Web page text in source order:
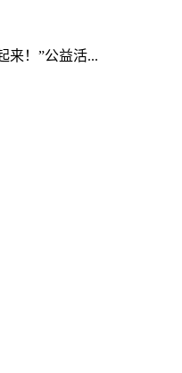
来！”公益活...